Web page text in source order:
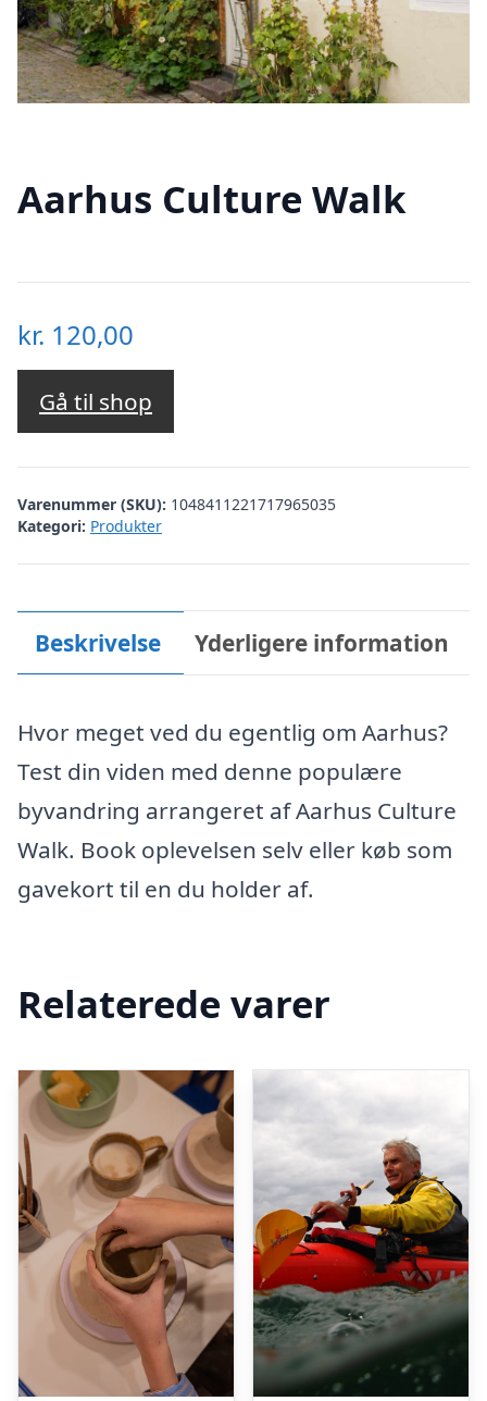
Aarhus Culture Walk
kr. 120,00
Gå til shop
Varenummer (SKU): 1048411221717965035
Kategori: Produkter
Beskrivelse Yderligere information
Hvor meget ved du egentlig om Aarhus?
Test din viden med denne populære
byvandring arrangeret af Aarhus Culture
Walk. Book oplevelsen selv eller køb som
gavekort til en du holder af.
Relaterede varer